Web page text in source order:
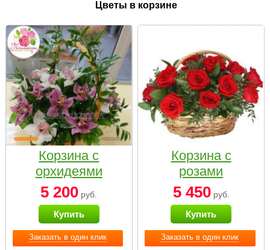
Цветы в корзине
Заказать в один клик
Корзина с
орхидеями
малая
5 200 руб.
Купить
Заказать в один клик
Корзина с
розами
«Красный
Париж»
5 450руб.
Купить